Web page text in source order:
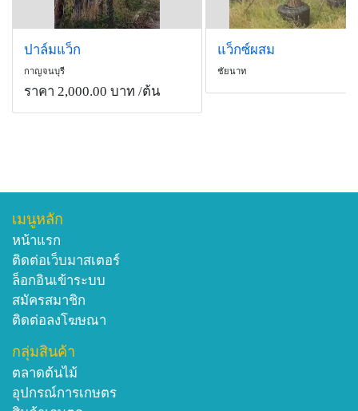
ปาล์มแว็ก
กาญจนบุรี
ราคา 2,000.00 บาท /ต้น
แว็กซ์ผสม
ชัยนาท
เมนูหลัก
หน้าแรก
ติดต่อเว็บมาสเตอร์
ล็อกอินเข้าระบบ
สมัครสมาชิก
ติดต่อลงโฆษณา
กลุ่มสินค้า
ตลาดต้นไม้
อุปกรณ์การเกษตร